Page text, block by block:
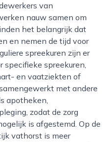
nauw samen om
het belangrijk dat
en nemen de tijd voor
spreekuren zijn er
specifieke spreekuren,
en vaatziekten of
met andere
apotheken,
zodat de zorg
is afgestemd. Op de
vathorst is meer